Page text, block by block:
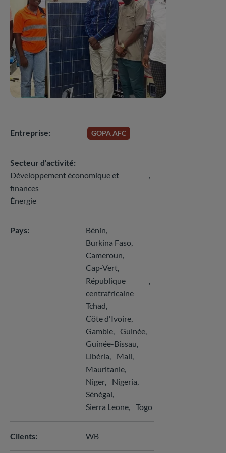
Entreprise GOPA AFC
Secteur d'activité
Développement économique et
finances
Énergie
Pays
Bénin
Burkina Faso
Cameroun
Cap-Vert
République
centrafricaine
Tchad
Côte d'Ivoire
Gambie
Guinée
Guinée-Bissau
Libéria
Mali
Mauritanie
Niger
Nigeria
Sénégal
Sierra Leone
Togo
Clients WB